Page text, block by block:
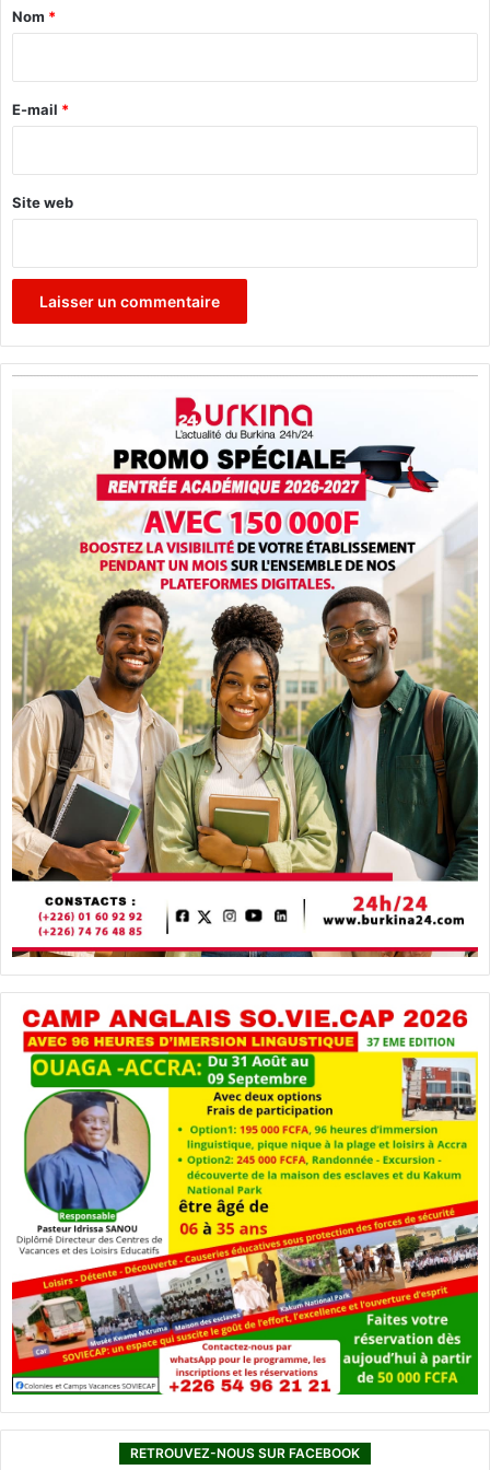
a
e
Nom *
E-mail *
Site web
RETROUVEZ-NOUS SUR FACEBOOK